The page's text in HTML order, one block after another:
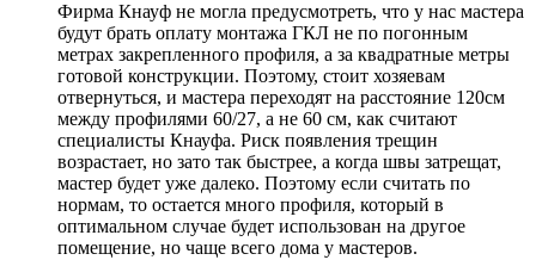
Фирма Кнауф не могла предусмотреть, что у нас мастера
будут брать оплату монтажа ГКЛ не по погонным
метрах закрепленного профиля, а за квадратные метры
готовой конструкции. Поэтому, стоит хозяевам
отвернуться, и мастера переходят на расстояние 120см
между профилями 60/27, а не 60 см, как считают
специалисты Кнауфа. Риск появления трещин
возрастает, но зато так быстрее, а когда швы затрещат,
мастер будет уже далеко. Поэтому если считать по
нормам, то остается много профиля, который в
оптимальном случае будет использован на другое
помещение, но чаще всего дома у мастеров.